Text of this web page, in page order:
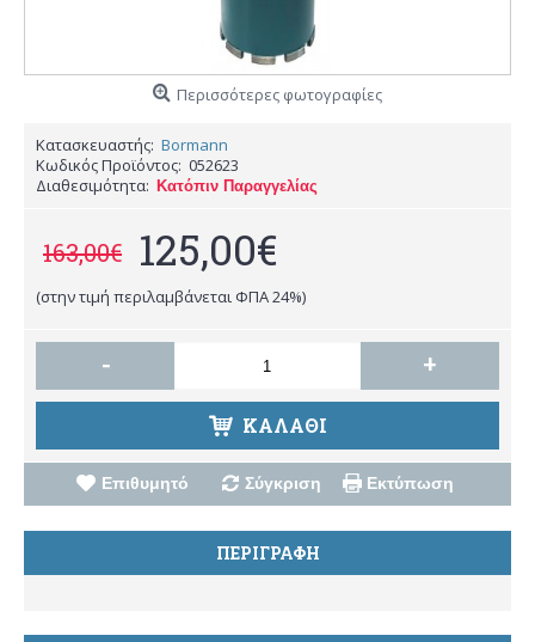
Περισσότερες φωτογραφίες
Κατασκευαστής: Bormann
Κωδικός Προϊόντος: 052623
Διαθεσιμότητα: Κατόπιν Παραγγελίας
163,00€ 125,00€
(στην τιμή περιλαμβάνεται ΦΠΑ 24%)
- +
ΚΑΛΑΘΙ
Επιθυμητό Σύγκριση Εκτύπωση
ΠΕΡΙΓΡΑΦΗ